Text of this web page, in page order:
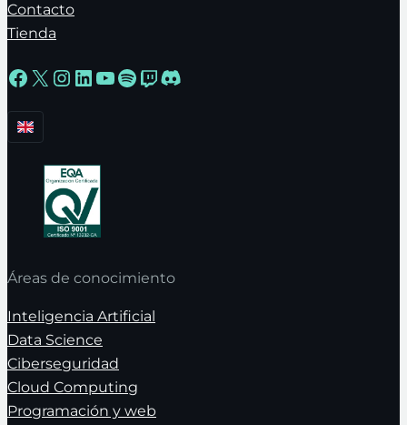
Contacto
Tienda
Facebook
X Instagram
LinkedIn
YouTube
Spotify
Twitch
Discord
Áreas de conocimiento
Inteligencia Artificial
Data Science
Ciberseguridad
Cloud Computing
Programación y web